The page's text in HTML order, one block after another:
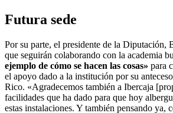
Futura sede
Por su parte, el presidente de la Diputación,
que seguirán colaborando con la academia
ejemplo de cómo se hacen las cosas» para
el apoyo dado a la institución por su
Rico. «Agradecemos también a Ibercaja
facilidades que ha dado para que hoy
estas instalaciones. Y también pensando ya,